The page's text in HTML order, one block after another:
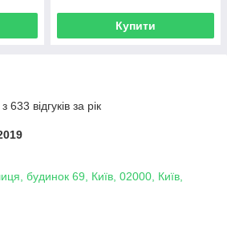
Купити
відгуків за рік
будинок 69, Київ, 02000, Київ,